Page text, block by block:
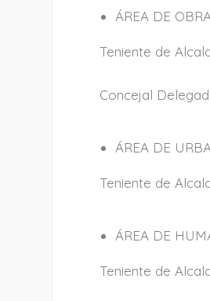
ÁREA DE
Teniente de
Concejal
ÁREA DE
Teniente de
ÁREA DE
Teniente de